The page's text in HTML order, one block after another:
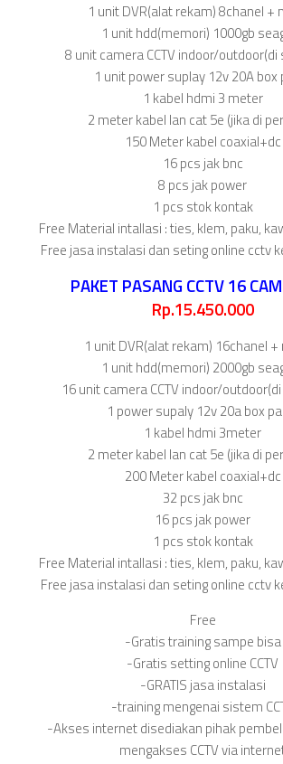
1 unit DVR(alat rekam) 8chanel +
1 unit hdd(memori) 1000gb
8 unit camera CCTV indoor/
1 unit power suplay 12v 20A box
1 kabel hdmi 3 meter
2 meter kabel lan cat 5e (jika di
150 Meter kabel coaxial+dc
16 pcs jak bnc
8 pcs jak power
1 pcs stok kontak
Free Material intallasi : ties, klem, paku,
Free jasa instalasi dan seting online cctv
PAKET PASANG CCTV 16
Rp.15.450.000
1 unit DVR(alat rekam) 16chanel
1 unit hdd(memori) 2000gb
16 unit camera CCTV indoor/
1 power supaly 12v 20a box
1 kabel hdmi 3meter
2 meter kabel lan cat 5e (jika di
200 Meter kabel coaxial+dc
32 pcs jak bnc
16 pcs jak power
1 pcs stok kontak
Free Material intallasi : ties, klem, paku,
Free jasa instalasi dan seting online cctv
Free
-Gratis training sampe bisa
-Gratis setting online CCTV
-GRATIS jasa instalasi
-training mengenai sistem
-Akses internet disediakan pihak
mengakses CCTV via